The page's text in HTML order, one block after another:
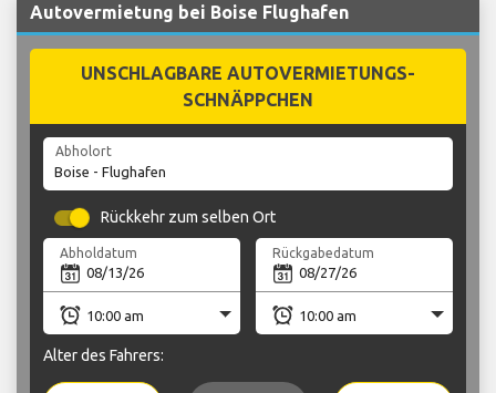
Autovermietung bei Boise Flughafen
UNSCHLAGBARE AUTOVERMIETUNGS-
SCHNÄPPCHEN
Abholort
Rückkehr zum selben Ort
Abholdatum Rückgabedatum
Alter des Fahrers: